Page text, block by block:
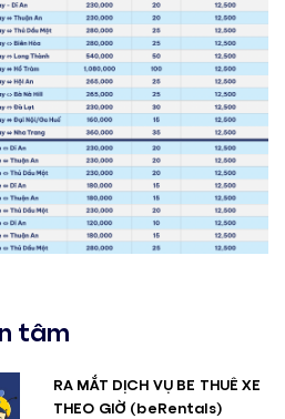
tâm
RA MẮT DỊCH VỤ BE THUÊ XE
THEO GIỜ (beRentals)